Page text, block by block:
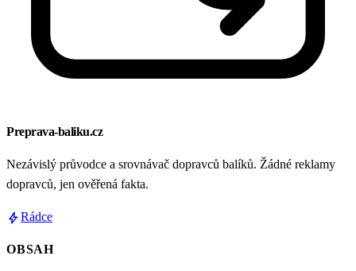
Preprava-baliku.cz
Nezávislý průvodce a srovnávač dopravců balíků. Žádné reklamy
dopravců, jen ověřená fakta.
boltRádce
OBSAH